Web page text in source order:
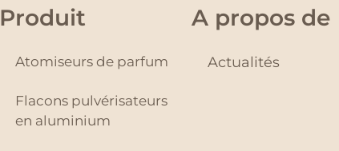
Produit
Atomiseurs de parfum
Flacons pulvérisateurs
en aluminium
A propos de
Actualités